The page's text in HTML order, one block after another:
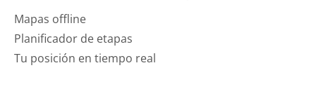
Mapas offline
Planificador de etapas
Tu posición en tiempo real